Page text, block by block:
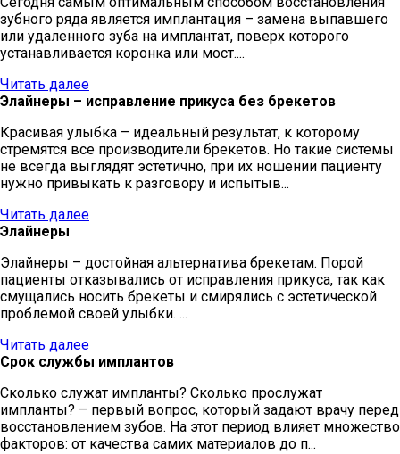
зубного ряда является имплантация – замена выпавшего
или удаленного зуба на имплантат, поверх которого
устанавливается коронка или мост....
Читать далее
Элайнеры – исправление прикуса без брекетов
Красивая улыбка – идеальный результат, к которому
стремятся все производители брекетов. Но такие системы
не всегда выглядят эстетично, при их ношении пациенту
нужно привыкать к разговору и испытыв...
Читать далее
Элайнеры
Элайнеры – достойная альтернатива брекетам. Порой
пациенты отказывались от исправления прикуса, так как
смущались носить брекеты и смирялись с эстетической
проблемой своей улыбки. ...
Читать далее
Срок службы имплантов
Сколько служат импланты? Сколько прослужат
импланты? – первый вопрос, который задают врачу перед
восстановлением зубов. На этот период влияет множество
факторов: от качества самих материалов до п...